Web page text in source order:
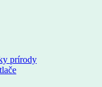
prírody